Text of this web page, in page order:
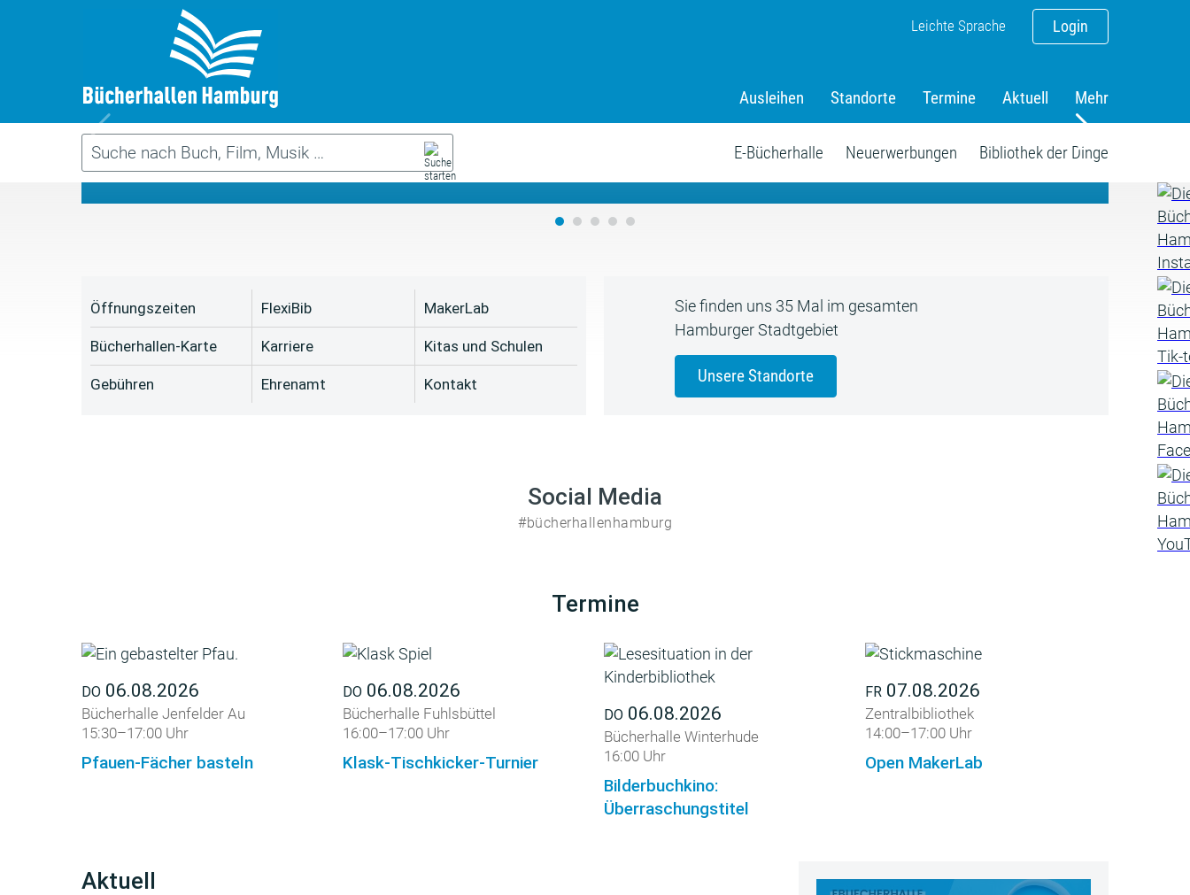
Login
Leichte Sprache
Ausleihen Standorte Termine Aktuell Mehr
E-Bücherhalle Neuerwerbungen Bibliothek der Dinge
Das neue Sommerferienprogramm
Öffnungszeiten
Bücherhallen-Karte
Gebühren
FlexiBib
Karriere
Ehrenamt
MakerLab
Kitas und Schulen
Kontakt
Sie finden uns 35 Mal im gesamten
Hamburger Stadtgebiet
Unsere Standorte
Social Media
#bücherhallenhamburg
Termine
DO 06.08.2026
Bücherhalle Jenfelder Au
15:30–17:00 Uhr
Pfauen-Fächer basteln
DO 06.08.2026
Bücherhalle Fuhlsbüttel
16:00–17:00 Uhr
Klask-Tischkicker-Turnier
DO 06.08.2026
Bücherhalle Winterhude
16:00 Uhr
Bilderbuchkino:
Überraschungstitel
FR 07.08.2026
Zentralbibliothek
14:00–17:00 Uhr
Open MakerLab
Aktuell